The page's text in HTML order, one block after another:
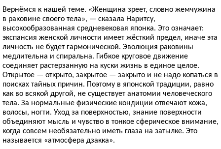
Вернёмся к нашей теме. «Женщина зреет, словно жемчужина
в раковине своего тела», — сказала Наритсу,
высокообразованная средневековая японка. Это означает:
экспансия женской личности имеет жёсткий предел, иначе эта
личность не будет гармонической. Эволюция раковины
медлительна и спиральна. Гибкое круговое движение
соединяет растерзанную на куски жизнь в единое целое.
Открытое — открыто, закрытое — закрыто и не надо копаться в
поисках тайных причин. Поэтому в японской традиции, равно
как во всякой другой, не существует анатомии человеческого
тела. За нормальные физические кондиции отвечают кожа,
волосы, ногти. Уход за поверхностью, знание поверхности
объединяют мысль и чувство в тонкое сферическое внимание,
когда совсем необязательно иметь глаза на затылке. Это
называется «атмосфера дзакка».